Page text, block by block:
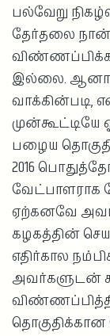
பல்வேறு
தேர்தலை
இல்லை.
வாக்கின்படி,
முன்கூட்டியே
பழைய
2016
வேட்பாளராக
ஏற்கனவே
கழகத்தின்
எதிர்கால
அவர்களுடன்
தொகுதிக்கான